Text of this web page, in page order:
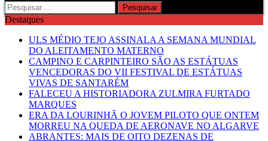
Pesquisar
por:
Destaques
ULS MÉDIO TEJO ASSINALA A SEMANA MUNDIAL
DO ALEITAMENTO MATERNO
CAMPINO E CARPINTEIRO SÃO AS ESTÁTUAS
VENCEDORAS DO VII FESTIVAL DE ESTÁTUAS
VIVAS DE SANTARÉM
FALECEU A HISTORIADORA ZULMIRA FURTADO
MARQUES
ERA DA LOURINHÃ O JOVEM PILOTO QUE ONTEM
MORREU NA QUEDA DE AERONAVE NO ALGARVE
ABRANTES: MAIS DE OITO DEZENAS DE